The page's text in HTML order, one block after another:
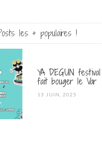
les + populaires !
YA DEGUN
fait bouger le Var
POSTED
13 JUIN, 2025